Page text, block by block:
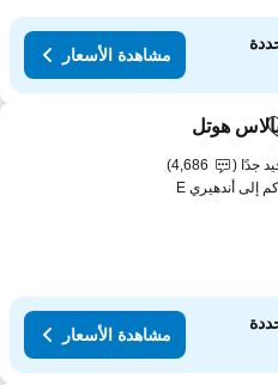
مشاهدة الأسعار
Add to
هوتل
جدًا
4,686
مشاهدة الأسعار